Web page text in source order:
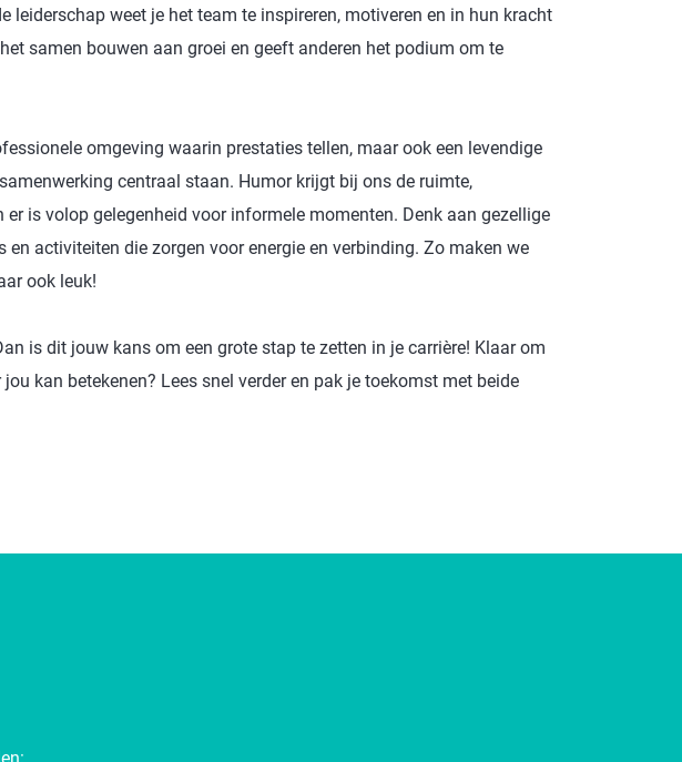
leiderschap weet je het team te inspireren, motiveren en in hun kracht
samen bouwen aan groei en geeft anderen het podium om te
omgeving waarin prestaties tellen, maar ook een levendige
centraal staan. Humor krijgt bij ons de ruimte,
er is volop gelegenheid voor informele momenten. Denk aan gezellige
en activiteiten die zorgen voor energie en verbinding. Zo maken we
ook leuk!
is dit jouw kans om een grote stap te zetten in je carrière! Klaar om
kan betekenen? Lees snel verder en pak je toekomst met beide